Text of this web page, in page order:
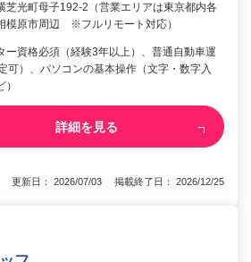
芝光町母子192-2（営業エリアは東京都内各
模原市周辺 ※フルリモート対応）
ー資格必須（経験3年以上）、普通自動車運
可）、パソコンの基本操作（文字・数字入
詳細を見る
更新日： 2026/07/03 掲載終了日： 2026/12/25